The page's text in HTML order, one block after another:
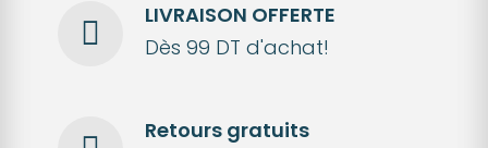
LIVRAISON OFFERTE
Dès 99 DT d'achat!
Retours gratuits